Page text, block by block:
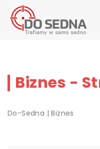
Biznes -
Do-Sedna |Biznes